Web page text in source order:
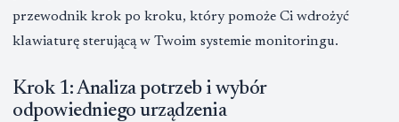
przewodnik krok po kroku, który pomoże Ci wdrożyć
klawiaturę sterującą w Twoim systemie monitoringu.
Krok 1: Analiza potrzeb i wybór
odpowiedniego urządzenia